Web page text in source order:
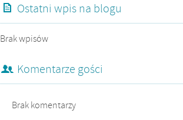
Ostatni wpis na blogu
Brak wpisów
Komentarze gości
Brak komentarzy